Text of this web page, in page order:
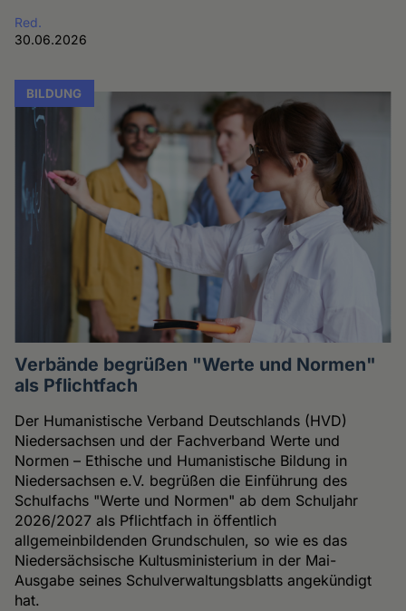
Red.
30.06.2026
BILDUNG
Verbände begrüßen "Werte und Normen"
als Pflichtfach
Der Humanistische Verband Deutschlands (HVD)
Niedersachsen und der Fachverband Werte und
Normen – Ethische und Humanistische Bildung in
Niedersachsen e.V. begrüßen die Einführung des
Schulfachs "Werte und Normen" ab dem Schuljahr
2026/2027 als Pflichtfach in öffentlich
allgemeinbildenden Grundschulen, so wie es das
Niedersächsische Kultusministerium in der Mai-
Ausgabe seines Schulverwaltungsblatts angekündigt
hat.